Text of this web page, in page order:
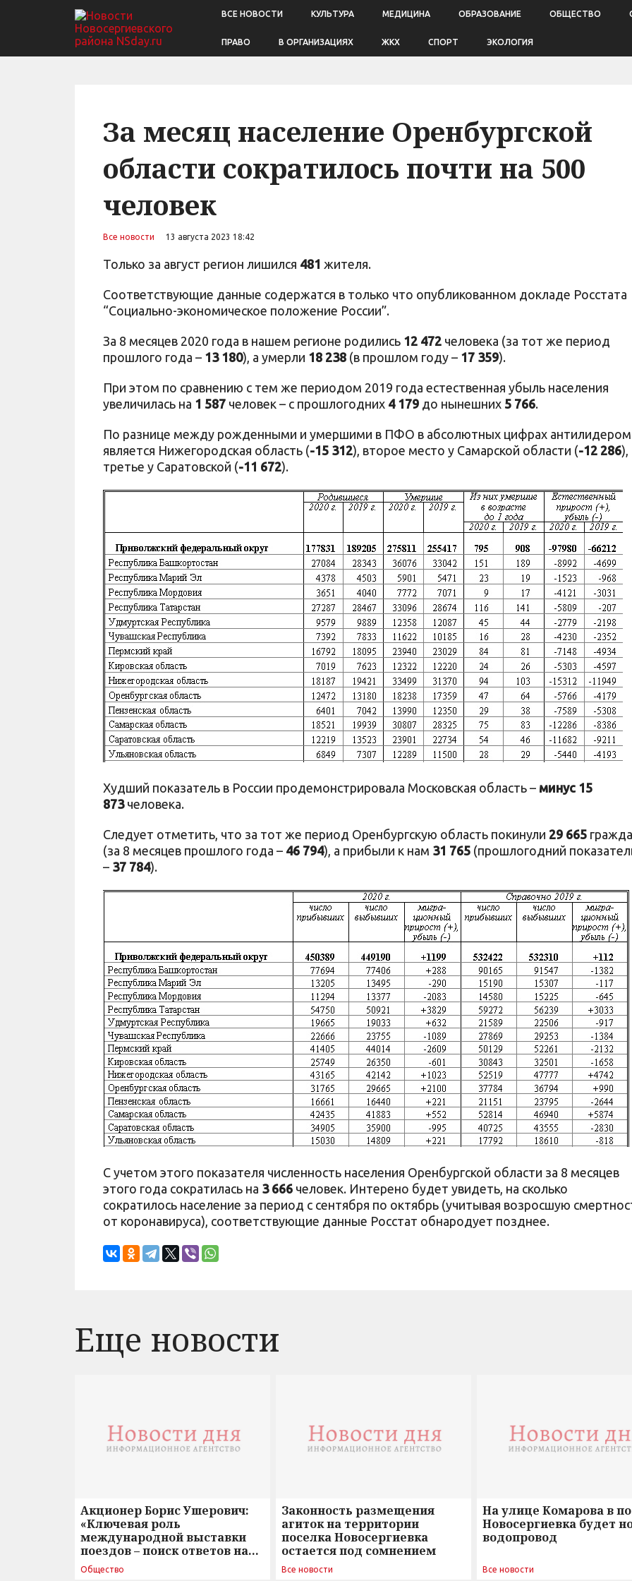
ВСЕ НОВОСТИ КУЛЬТУРА МЕДИЦИНА ОБРАЗОВАНИЕ ОБЩЕСТВО
ПРАВО В ОРГАНИЗАЦИЯХ ЖКХ СПОРТ ЭКОЛОГИЯ
За месяц население Оренбургской
области сократилось почти на 500
человек
Все новости 13 августа 2023 18:42
Только за август регион лишился 481 жителя.
Соответствующие данные содержатся в только что опубликованном докладе Росстата
“Социально-экономическое положение России”.
За 8 месяцев 2020 года в нашем регионе родились 12 472 человека (за тот же период
прошлого года – 13 180), а умерли 18 238 (в прошлом году – 17 359).
При этом по сравнению с тем же периодом 2019 года естественная убыль населения
увеличилась на 1 587 человек – с прошлогодних 4 179 до нынешних 5 766.
По разнице между рожденными и умершими в ПФО в абсолютных цифрах антилидером
является Нижегородская область (-15 312), второе место у Самарской области (-12 286),
третье у Саратовской (-11 672).
Худший показатель в России продемонстрировала Московская область – минус 15
873человека.
Следует отметить, что за тот же период Оренбургскую область покинули 29 665
(за 8 месяцев прошлого года – 46 794), а прибыли к нам 31 765 (прошлогодний
– 37 784).
С учетом этого показателя численность населения Оренбургской области за 8 месяцев
этого года сократилась на 3 666 человек. Интерено будет увидеть, на сколько
сократилось население за период с сентября по октябрь (учитывая возросшую
от коронавируса), соответствующие данные Росстат обнародует позднее.
Еще новости
Акционер Борис Ушерович:
«Ключевая роль
международной выставки
поездов – поиск ответов на
вызовы времени»
Общество
Законность размещения
агиток на территории
поселка Новосергиевка
остается под сомнением
Все новости
На улице Комарова в
Новосергиевка будет
водопровод
Все новости